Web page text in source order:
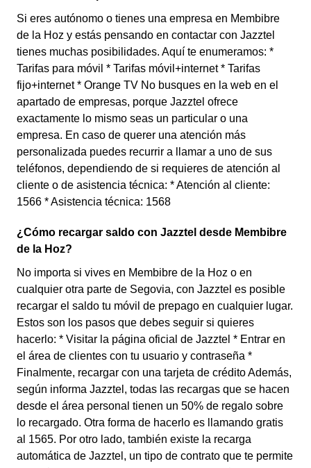
Si eres autónomo o tienes una empresa en Membibre
de la Hoz y estás pensando en contactar con Jazztel
tienes muchas posibilidades. Aquí te enumeramos: *
Tarifas para móvil * Tarifas móvil+internet * Tarifas
fijo+internet * Orange TV No busques en la web en el
apartado de empresas, porque Jazztel ofrece
exactamente lo mismo seas un particular o una
empresa. En caso de querer una atención más
personalizada puedes recurrir a llamar a uno de sus
teléfonos, dependiendo de si requieres de atención al
cliente o de asistencia técnica: * Atención al cliente:
1566 * Asistencia técnica: 1568
¿Cómo recargar saldo con Jazztel desde Membibre
de la Hoz?
No importa si vives en Membibre de la Hoz o en
cualquier otra parte de Segovia, con Jazztel es posible
recargar el saldo tu móvil de prepago en cualquier lugar.
Estos son los pasos que debes seguir si quieres
hacerlo: * Visitar la página oficial de Jazztel * Entrar en
el área de clientes con tu usuario y contraseña *
Finalmente, recargar con una tarjeta de crédito Además,
según informa Jazztel, todas las recargas que se hacen
desde el área personal tienen un 50% de regalo sobre
lo recargado. Otra forma de hacerlo es llamando gratis
al 1565. Por otro lado, también existe la recarga
automática de Jazztel, un tipo de contrato que te permite